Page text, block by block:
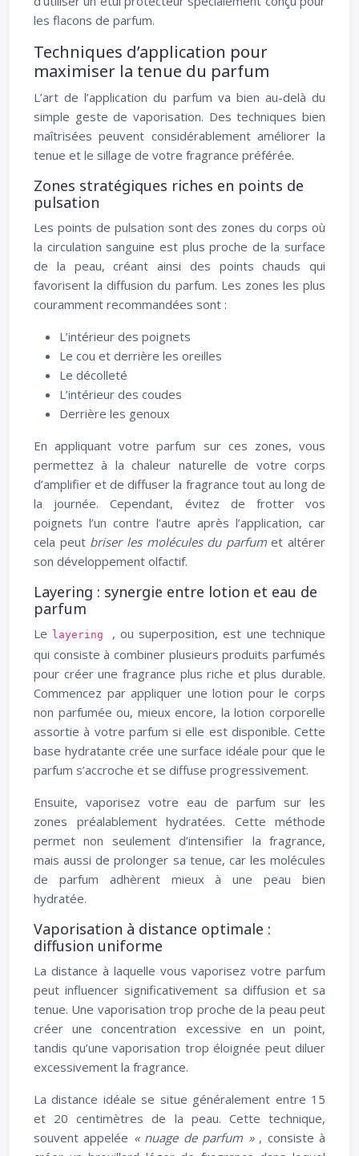
les flacons de parfum.
Techniques d’application pour
maximiser la tenue du parfum
L’art de l’application du parfum va bien au-delà du
simple geste de vaporisation. Des techniques bien
maîtrisées peuvent considérablement améliorer la
tenue et le sillage de votre fragrance préférée.
Zones stratégiques riches en points de
pulsation
Les points de pulsation sont des zones du corps où
la circulation sanguine est plus proche de la surface
de la peau, créant ainsi des points chauds qui
favorisent la diffusion du parfum. Les zones les plus
couramment recommandées sont :
L’intérieur des poignets
Le cou et derrière les oreilles
Le décolleté
L’intérieur des coudes
Derrière les genoux
En appliquant votre parfum sur ces zones, vous
permettez à la chaleur naturelle de votre corps
d’amplifier et de diffuser la fragrance tout au long de
la journée. Cependant, évitez de frotter vos
poignets l’un contre l’autre après l’application, car
cela peut briser les molécules du parfumet altérer
son développement olfactif.
Layering : synergie entre lotion et eau de
parfum
Le layering , ou superposition, est une technique
qui consiste à combiner plusieurs produits parfumés
pour créer une fragrance plus riche et plus durable.
Commencez par appliquer une lotion pour le corps
non parfumée ou, mieux encore, la lotion corporelle
assortie à votre parfum si elle est disponible. Cette
base hydratante crée une surface idéale pour que le
parfum s’accroche et se diffuse progressivement.
Ensuite, vaporisez votre eau de parfum sur les
zones préalablement hydratées. Cette méthode
permet non seulement d’intensifier la fragrance,
mais aussi de prolonger sa tenue, car les molécules
de parfum adhèrent mieux à une peau bien
hydratée.
Vaporisation à distance optimale :
diffusion uniforme
La distance à laquelle vous vaporisez votre parfum
peut influencer significativement sa diffusion et sa
tenue. Une vaporisation trop proche de la peau peut
créer une concentration excessive en un point,
tandis qu’une vaporisation trop éloignée peut diluer
excessivement la fragrance.
La distance idéale se situe généralement entre 15
et 20 centimètres de la peau. Cette technique,
souvent appelée « nuage de parfum » , consiste à